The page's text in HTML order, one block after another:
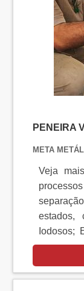
PENEIRA
META
Veja
estados,
Iodosos;
processo